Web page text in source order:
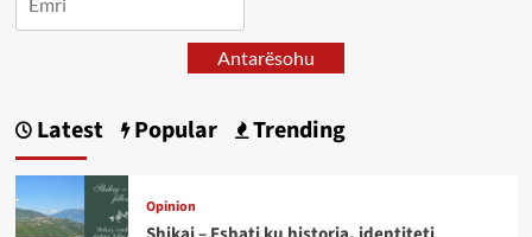
Antarësohu
Latest Popular Trending
Opinion